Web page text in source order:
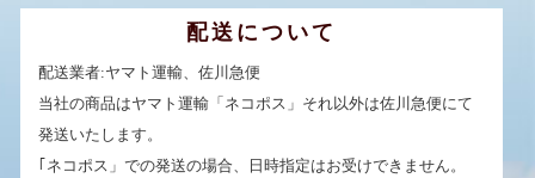
配送について
配送業者:ヤマト運輸、佐川急便
当社の商品はヤマト運輸「ネコポス」それ以外は佐川急便にて
発送いたします。
｢ネコポス」での発送の場合、日時指定はお受けできません。